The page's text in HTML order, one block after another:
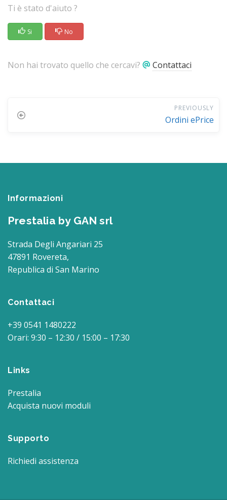
Ti è stato d'aiuto ?
Si No
Non hai trovato quello che cercavi? Contattaci
PREVIOUSLY
Ordini ePrice
Informazioni
Prestalia by GAN srl
Strada Degli Angariari 25
47891 Rovereta,
Republica di San Marino
Contattaci
+39 0541 1480222
Orari: 9:30 – 12:30 / 15:00 – 17:30
Links
Prestalia
Acquista nuovi moduli
Supporto
Richiedi assistenza